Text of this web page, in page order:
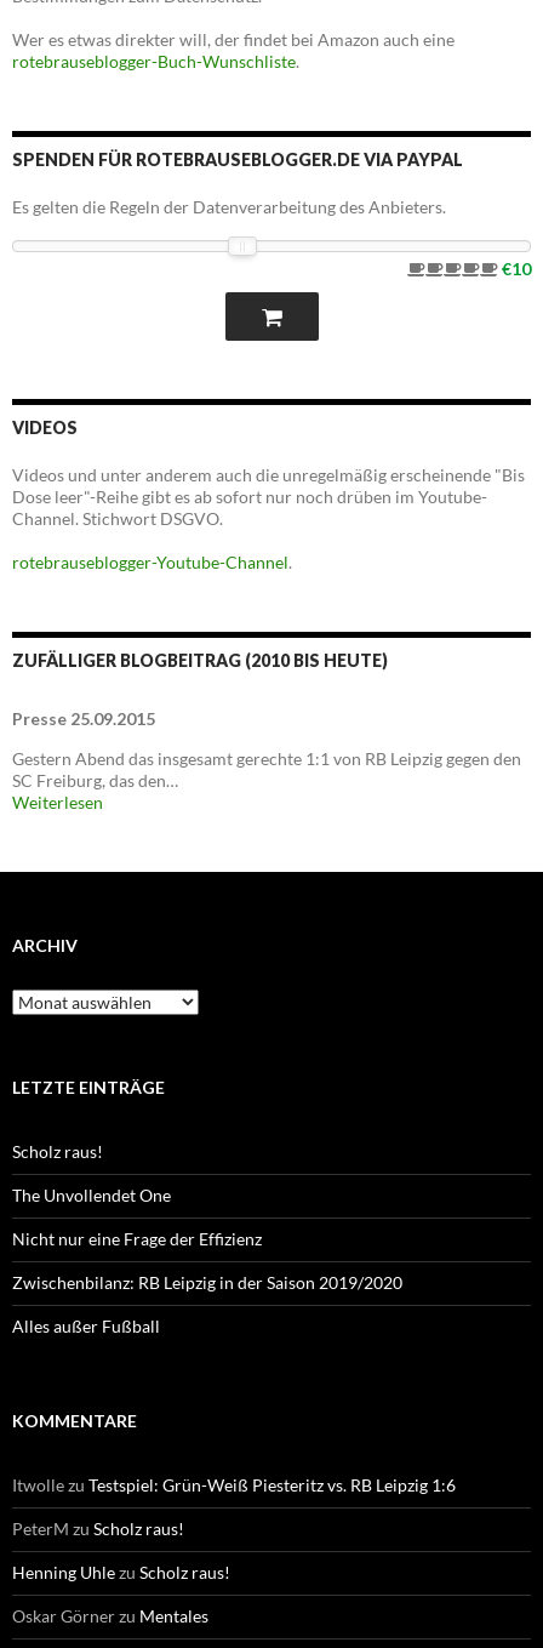
Wer es etwas direkter will, der findet bei Amazon auch eine
rotebrauseblogger-Buch-Wunschliste.
SPENDEN FÜR ROTEBRAUSEBLOGGER.DE VIA PAYPAL
Es gelten die Regeln der Datenverarbeitung des Anbieters.
€10
VIDEOS
Videos und unter anderem auch die unregelmäßig erscheinende "Bis
Dose leer"-Reihe gibt es ab sofort nur noch drüben im Youtube-
Channel. Stichwort DSGVO.
rotebrauseblogger-Youtube-Channel.
ZUFÄLLIGER BLOGBEITRAG (2010 BIS HEUTE)
Presse 25.09.2015
Gestern Abend das insgesamt gerechte 1:1 von RB Leipzig gegen den
SC Freiburg, das den…
Weiterlesen
ARCHIV
Archiv
LETZTE EINTRÄGE
Scholz raus!
The Unvollendet One
Nicht nur eine Frage der Effizienz
Zwischenbilanz: RB Leipzig in der Saison 2019/2020
Alles außer Fußball
KOMMENTARE
Itwollezu Testspiel: Grün-Weiß Piesteritz vs. RB Leipzig 1:6
PeterM zu Scholz raus!
Henning Uhlezu Scholz raus!
Oskar Görnerzu Mentales